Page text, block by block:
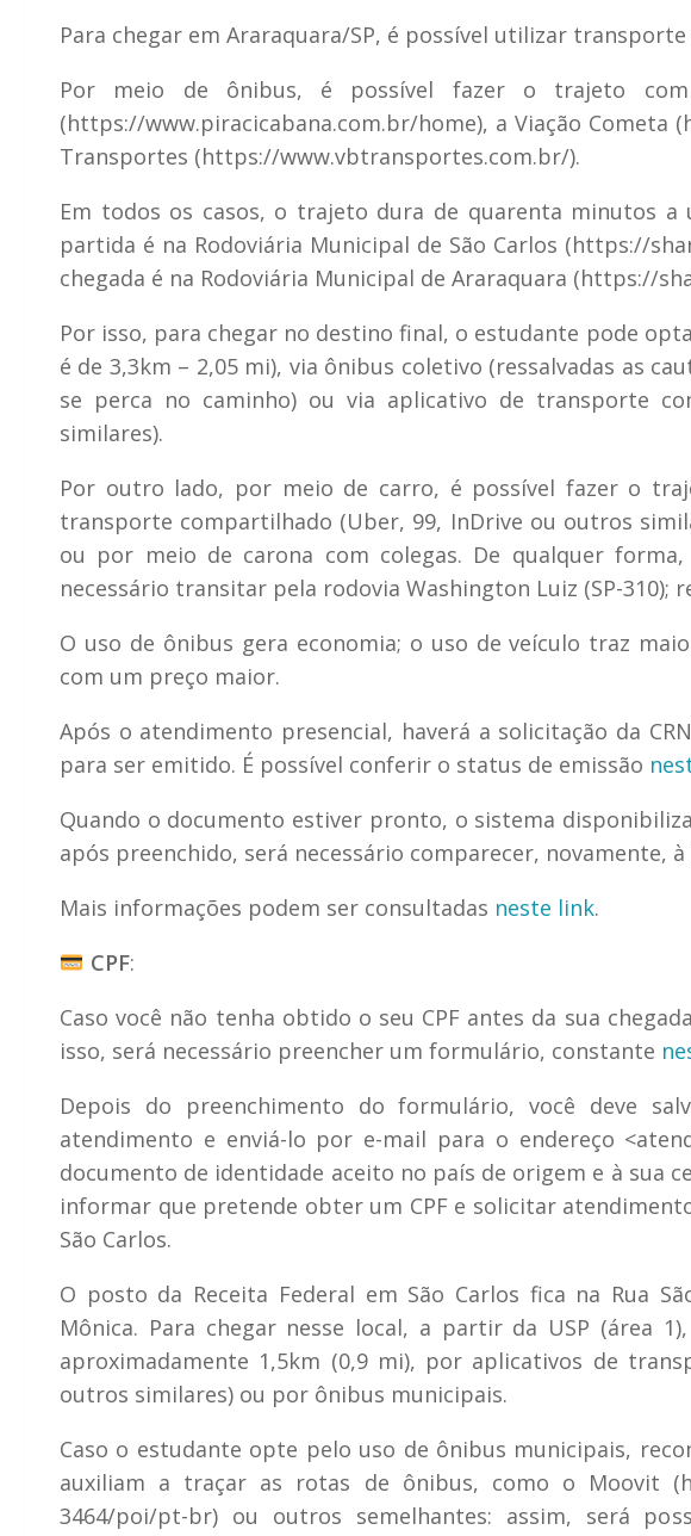
Para chegar em Araraquara/SP, é possível utilizar
Por meio de ônibus, é possível fazer o trajeto com
(https://www.piracicabana.com.br/home), a Viação Cometa
Transportes (https://www.vbtransportes.com.br/).
Em todos os casos, o trajeto dura de quarenta minutos
partida é na Rodoviária Municipal de São Carlos (https://
chegada é na Rodoviária Municipal de Araraquara (https://
Por isso, para chegar no destino final, o estudante pode
é de 3,3km – 2,05 mi), via ônibus coletivo (ressalvadas as
se perca no caminho) ou via aplicativo de transporte
similares).
Por outro lado, por meio de carro, é possível fazer o
transporte compartilhado (Uber, 99, InDrive ou outros
ou por meio de carona com colegas. De qualquer
necessário transitar pela rodovia Washington Luiz (SP-310);
O uso de ônibus gera economia; o uso de veículo traz
com um preço maior.
Após o atendimento presencial, haverá a solicitação da
para ser emitido. É possível conferir o status de emissão
Quando o documento estiver pronto, o sistema
após preenchido, será necessário comparecer, novamente, à
Mais informações podem ser consultadas neste link.
CPF:
Caso você não tenha obtido o seu CPF antes da sua
isso, será necessário preencher um formulário, constante
Depois do preenchimento do formulário, você deve
atendimento e enviá-lo por e-mail para o endereço
documento de identidade aceito no país de origem e à sua
informar que pretende obter um CPF e solicitar
São Carlos.
O posto da Receita Federal em São Carlos fica na Rua
Mônica. Para chegar nesse local, a partir da USP (área
aproximadamente 1,5km (0,9 mi), por aplicativos de
outros similares) ou por ônibus municipais.
Caso o estudante opte pelo uso de ônibus municipais,
auxiliam a traçar as rotas de ônibus, como o Moovit
3464/poi/pt-br) ou outros semelhantes: assim, será